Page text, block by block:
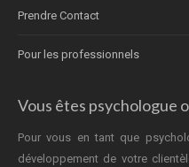
Prendre Contact
Pour les professionnels
Vous êtes psychologue
Pour vous en tant que
développement de votre